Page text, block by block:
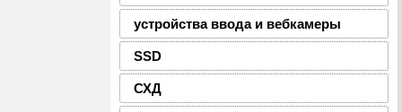
устройства ввода и вебкамеры
SSD
СХД